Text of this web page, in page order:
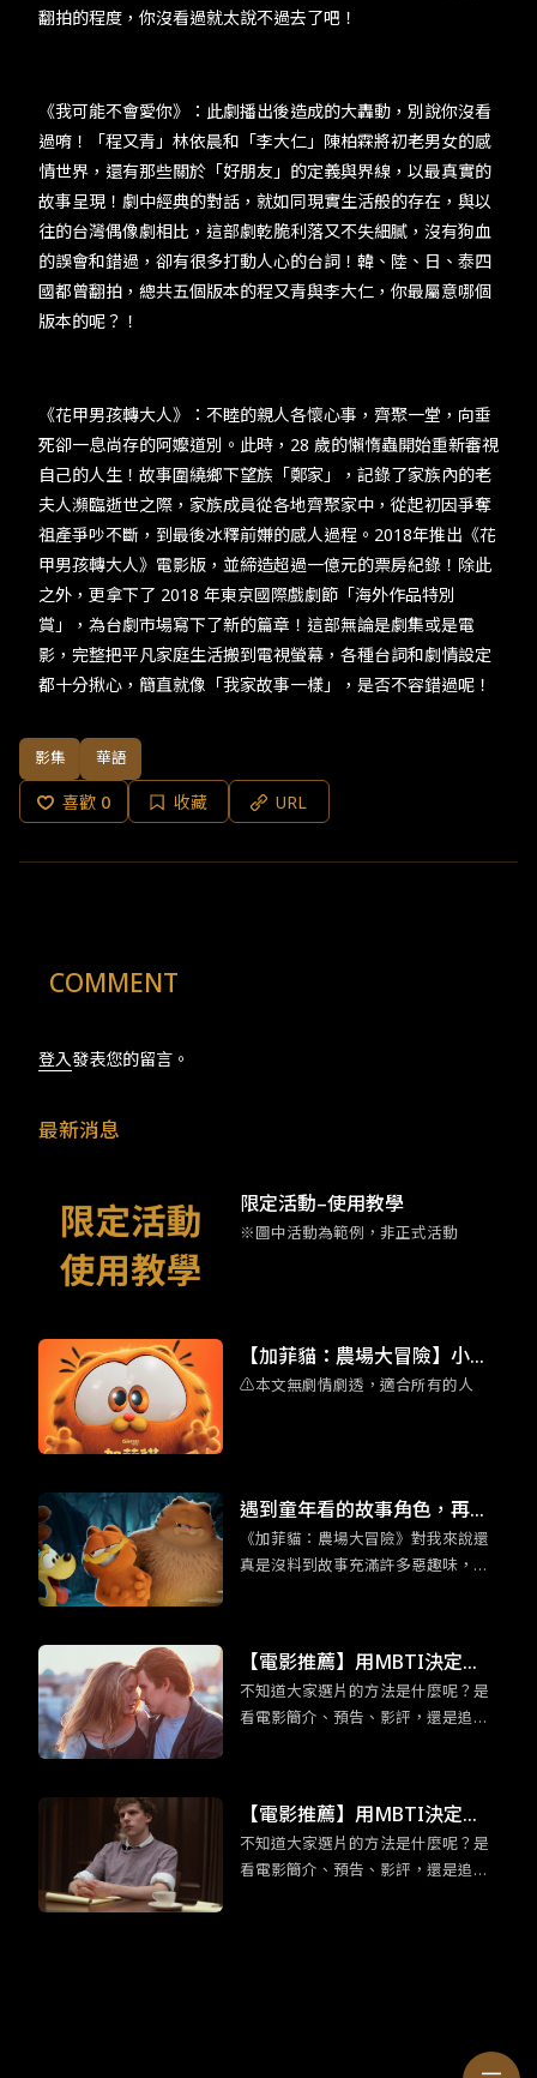
翻拍的程度，你沒看過就太說不過去了吧！
《我可能不會愛你》：此劇播出後造成的大轟動，別說你沒看
過唷！「程又青」林依晨和「李大仁」陳柏霖將初老男女的感
情世界，還有那些關於「好朋友」的定義與界線，以最真實的
故事呈現！劇中經典的對話，就如同現實生活般的存在，與以
往的台灣偶像劇相比，這部劇乾脆利落又不失細膩，沒有狗血
的誤會和錯過，卻有很多打動人心的台詞！韓、陸、日、泰四
國都曾翻拍，總共五個版本的程又青與李大仁，你最屬意哪個
版本的呢？！
《花甲男孩轉大人》：不睦的親人各懷心事，齊聚一堂，向垂
死卻一息尚存的阿嬤道別。此時，28 歲的懶惰蟲開始重新審視
自己的人生！故事圍繞鄉下望族「鄭家」，記錄了家族內的老
夫人瀕臨逝世之際，家族成員從各地齊聚家中，從起初因爭奪
祖產爭吵不斷，到最後冰釋前嫌的感人過程。2018年推出《花
甲男孩轉大人》電影版，並締造超過一億元的票房紀錄！除此
之外，更拿下了 2018 年東京國際戲劇節「海外作品特別
賞」，為台劇市場寫下了新的篇章！這部無論是劇集或是電
影，完整把平凡家庭生活搬到電視螢幕，各種台詞和劇情設定
都十分揪心，簡直就像「我家故事一樣」，是否不容錯過呢！
影集 華語
喜歡 0 收藏 URL
COMMENT
登入發表您的留言。
最新消息
限定活動–使用教學
※圖中活動為範例，非正式活動
【加菲貓：農場大冒險】小加
菲擄獲人心 彩蛋滿滿的家庭喜
⚠️本文無劇情劇透，適合所有的人
遇到童年看的故事角色，再世
故的大人們，也會回到孩提時
期的模樣。
《加菲貓：農場大冒險》對我來說還
真是沒料到故事充滿許多惡趣味，外
身為加菲貓鐵粉們還不看爆？
【電影推薦】用MBTI決定
吧！適合「渴望深度交流」EN
FP競選者的五部電影
不知道大家選片的方法是什麼呢？是
看電影簡介、預告、影評，還是追各
曾想過要看的片一個機會喔！在正文
開始前，我們先來認識ENFP競選者
吧！ENFP競選者看似外向活潑，交友
【電影推薦】用MBTI決定
吧！ESTP企業家「足智多謀」
的五部電影
不知道大家選片的方法是什麼呢？是
看電影簡介、預告、影評，還是追各
大膽、創新、足智多謀便是這類人的